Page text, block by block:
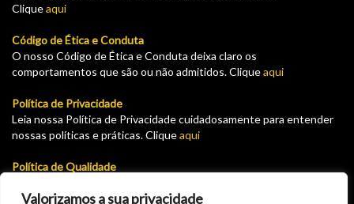
Valorizamos a sua privacidade
Cliqueaqui
Código de Ética e Conduta
O nosso Código de Ética e Conduta deixa claro os
comportamentos que são ou não admitidos. Cliqueaqui
Política de Privacidade
Leia nossa Política de Privacidade cuidadosamente para entender
nossas políticas e práticas. Cliqueaqui
Política de Qualidade
entender nossas políticas e práticas. Clique